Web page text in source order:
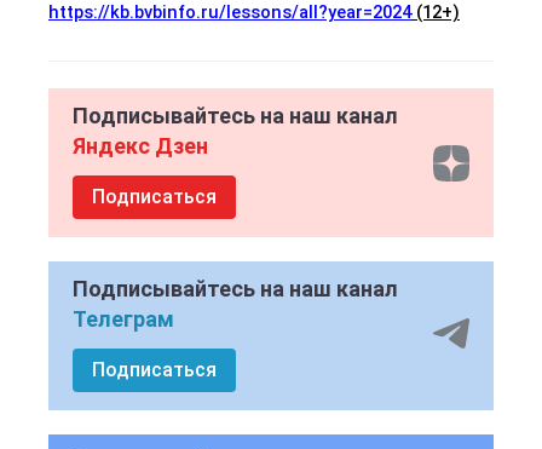
https://kb.bvbinfo.ru/lessons/all?year=2024(12+)
Подписывайтесь на наш канал
Яндекс Дзен
Подписаться
Подписывайтесь на наш канал
Телеграм
Подписаться